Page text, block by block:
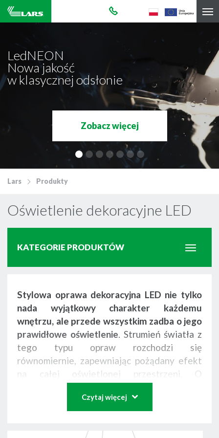
LedNEON
Nowa jakość
w klasycznej odsłonie
Zobacz więcej
Lars Produkty
Oświetlenie dekoracyjne LED
KATEGORIE PRODUKTÓW
Lampy UV-C
Profile uniwersalne LED
Oświetlenie liniowe
Stylowa oprawa dekoracyjna LED nie tylko
nada wyjątkowy charakter każdemu
wnętrzu, ale przede wszystkim zadba o jego
prawidłowe oświetlenie. Strumień światła z
tego typu opraw rozchodzi się
równomiernie, zapewniając pożądany efekt
na całej oświetlonej przestrzeni. O
dbają diody LED.Oprawy te sprawdzą się w
różnego rodzaju wnętrzach– salonach,
Czytaj więcej